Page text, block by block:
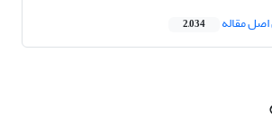
مقاله 2,034